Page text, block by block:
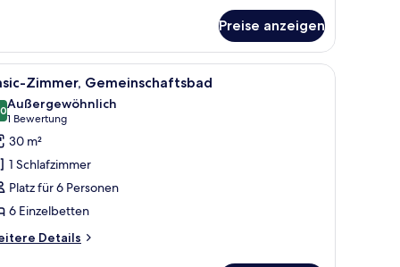
Preise anzeigen
und einem Paar Schuhe auf dem Boden.Ein Schlafraum mit Etagenbetten, einem
6 Zimmer, Gemeinschaftsbad
von 10
Außergewöhnlich
1 Bewertung
(1
Bewertung)
30 m²
1 Schlafzimmer
Platz für 6 Personen
6 Einzelbetten
Details